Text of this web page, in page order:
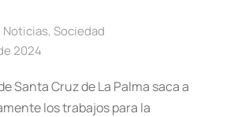
Noticias, Sociedad
2024
Santa Cruz de La Palma saca a
los trabajos para la